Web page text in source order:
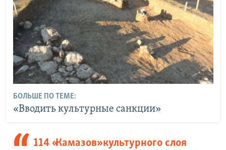
БОЛЬШЕ ПО ТЕМЕ:
«Вводить культурные санкции»
114 «Камазов» культурного слоя